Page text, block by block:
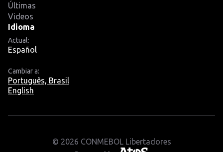
Últimas
Videos
Idioma
Actual:
Español
Cambiar a:
Português, Brasil
English
© 2026 CONMEBOL Libertadores